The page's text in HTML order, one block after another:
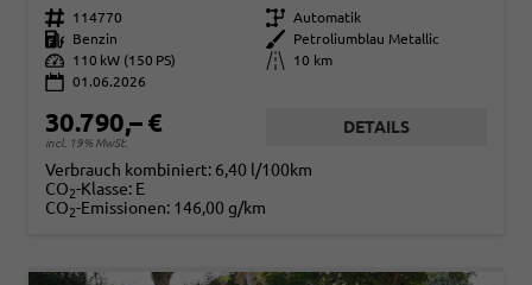
Fahrzeugnr. 114770 Getriebe Automatik
Kraftstoff
Benzin Außenfarbe
Petroliumblau Metallic
Leistung
110 kW (150 PS) Kilometerstand
10 km
01.06.2026
30.790,– €
incl. 19% MwSt.
DETAILS
Verbrauch kombiniert: 6,40 l/100km
CO2-Klasse: E
CO2-Emissionen: 146,00 g/km